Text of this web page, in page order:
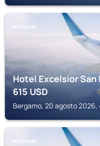
BERGAMO
Hotel Excelsior San
615USD
Bergamo, 20 agosto 2026,
BERGAMO